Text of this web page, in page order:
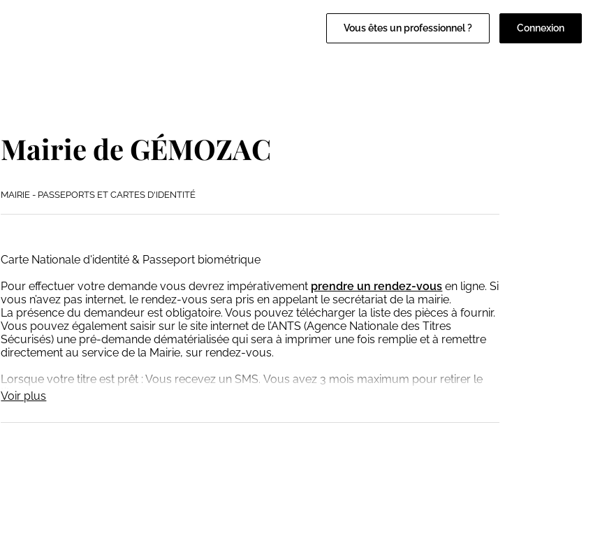
Vous êtes un professionnel ? Connexion
Mairie de GÉMOZAC
MAIRIE - PASSEPORTS ET CARTES D'IDENTITÉ
Carte Nationale d'identité & Passeport biométrique
Pour effectuer votre demande vous devrez impérativement prendre un rendez-vous en ligne. Si
vous n’avez pas internet, le rendez-vous sera pris en appelant le secrétariat de la mairie.
La présence du demandeur est obligatoire. Vous pouvez télécharger la liste des pièces à fournir.
Vous pouvez également saisir sur le site internet de l’ANTS (Agence Nationale des Titres
Sécurisés) une pré-demande dématérialisée qui sera à imprimer une fois remplie et à remettre
directement au service de la Mairie, sur rendez-vous.
Lorsque votre titre est prêt : Vous recevez un SMS. Vous avez 3 mois maximum pour retirer le
titre.
RETRAIT SANS RENDEZ-VOUS :
Voir plus